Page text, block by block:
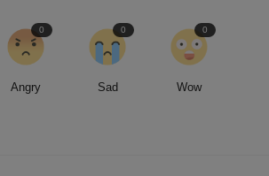
Angry
0
Sad
0
Wow
0